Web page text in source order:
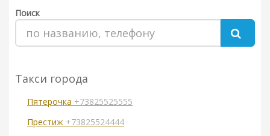
Поиск
Такси города
Пятерочка +73825525555
Престиж +73825524444